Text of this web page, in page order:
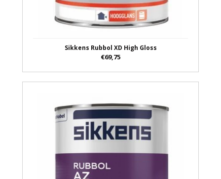
Sikkens Rubbol XD High Gloss
€69,75